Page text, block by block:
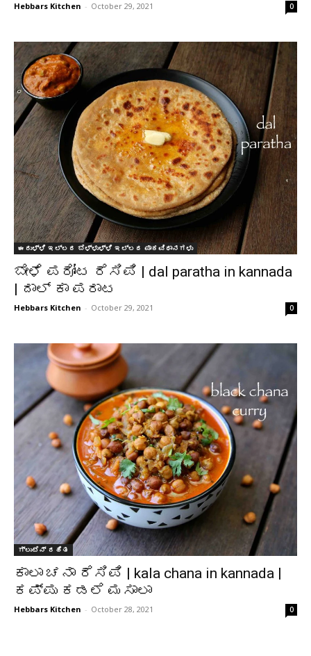
Hebbars Kitchen - October 29, 2021 0
ಈರುಳ್ಳಿ ಇಲ್ಲದ ಬೆಳ್ಳುಳ್ಳಿ ಇಲ್ಲದ ಪಾಕವಿಧಾನಗಳು
ಬೇಳೆ ಪರೋಟ ರೆಸಿಪಿ | dal paratha in kannada
| ದಾಲ್ ಕಾ ಪರಾಟ
Hebbars Kitchen - October 29, 2021 0
ಗ್ಲುಟೆನ್ ರಹಿತ
ಕಾಲಾ ಚನಾ ರೆಸಿಪಿ | kala chana in kannada |
ಕಪ್ಪು ಕಡಲೆ ಮಸಾಲಾ
Hebbars Kitchen - October 28, 2021 0